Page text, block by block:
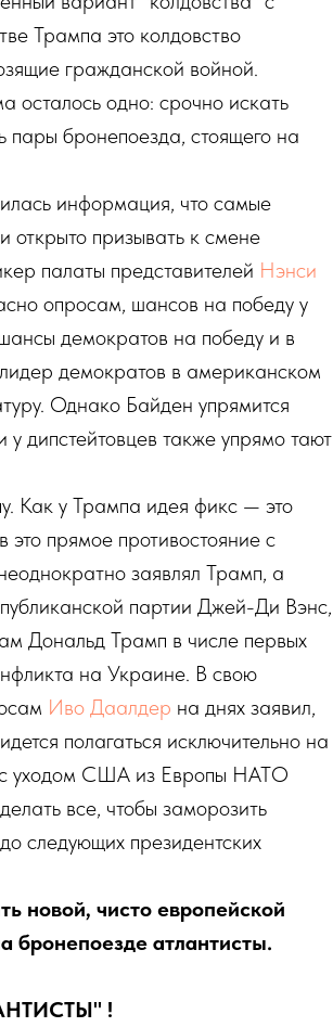
Трампа это колдовство
гражданской войной.
осталось одно: срочно искать
пары бронепоезда, стоящего на
информация, что самые
призывать к смене
палаты представителей Нэнси
опросам, шансов на победу у
демократов на победу и в
демократов в американском
Однако Байден упрямится
дипстейтовцев также упрямо тают
Как у Трампа идея фикс — это
прямое противостояние с
заявлял Трамп, а
партии Джей-Ди Вэнс,
Дональд Трамп в числе первых
на Украине. В свою
Иво Даалдер на днях заявил,
полагаться исключительно на
с уходом США из Европы НАТО
все, чтобы заморозить
следующих президентских
новой, чисто европейской
бронепоезде атлантисты.
!